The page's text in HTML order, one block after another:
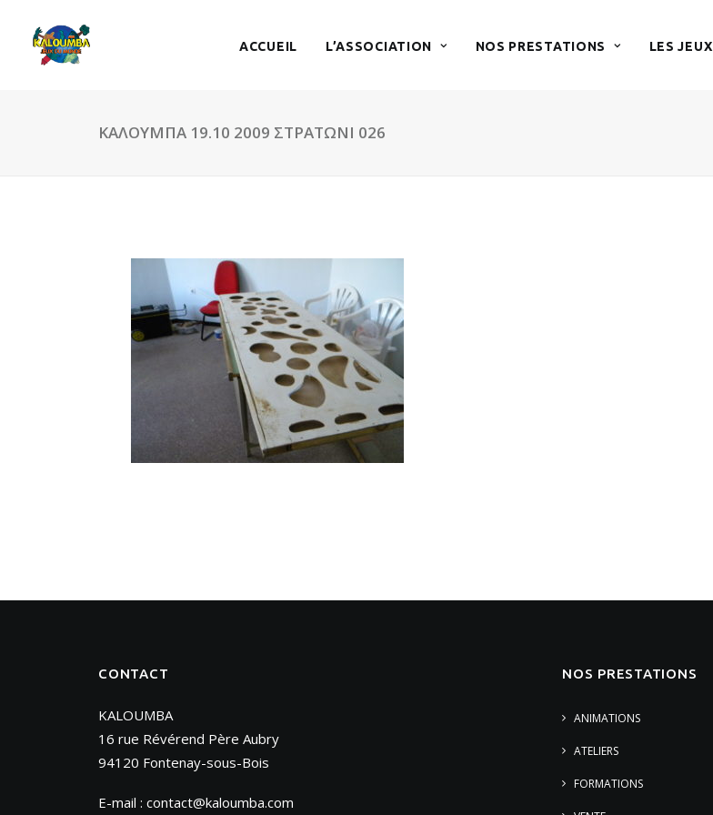
ACCUEIL L’ASSOCIATION NOS PRESTATIONS LES JEUX
ΚΑΛΟΥΜΠΑ 19.10 2009 ΣΤΡΑΤΩΝΙ 026
CONTACT
KALOUMBA
16 rue Révérend Père Aubry
94120 Fontenay-sous-Bois
E-mail : contact@kaloumba.com
NOS PRESTATIONS
ANIMATIONS
ATELIERS
FORMATIONS